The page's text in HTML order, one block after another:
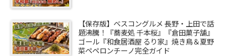
【保存版】ベスコングルメ 長野・上田で話
題沸騰！『蕎麦処 千本桜』『倉田菓子舗』
ゴール『和食居酒屋 るり家』焼き鳥＆夏野
菜ペペロンチーノ完全ガイド